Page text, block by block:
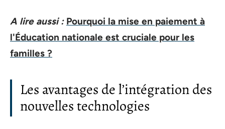
A lire aussi : Pourquoi la mise en paiement à
l'Éducation nationale est cruciale pour les
familles ?
Les avantages de l’intégration des
nouvelles technologies